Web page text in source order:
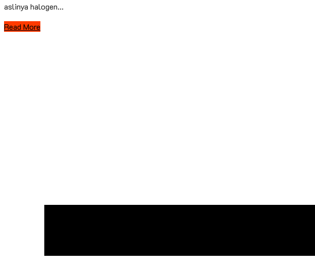
aslinya halogen...
Read More